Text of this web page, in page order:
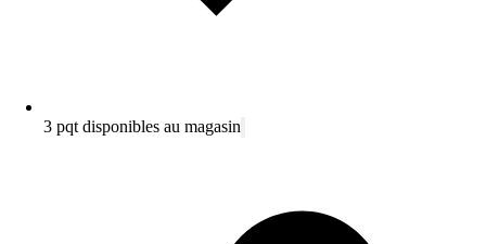
3 pqt disponibles au magasin